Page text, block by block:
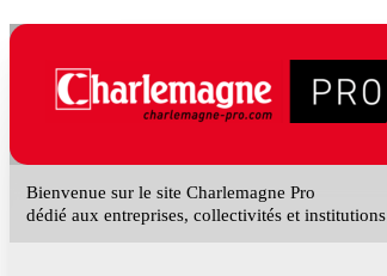
Bienvenue sur le site Charlemagne Pro
dédié aux entreprises, collectivités et institutions